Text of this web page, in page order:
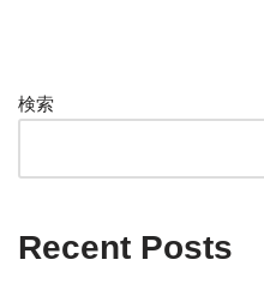
検索
Recent Posts